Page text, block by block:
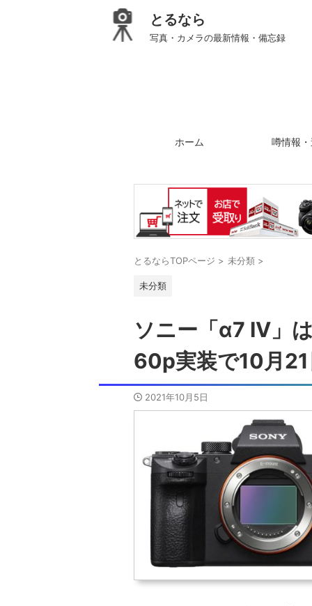
とるなら
写真・カメラの最新情報・備忘録
ホーム 噂情報
とるならTOPページ > 未分類 >
未分類
ソニー「α7 IV」
60p実装で10月
2021年10月5日